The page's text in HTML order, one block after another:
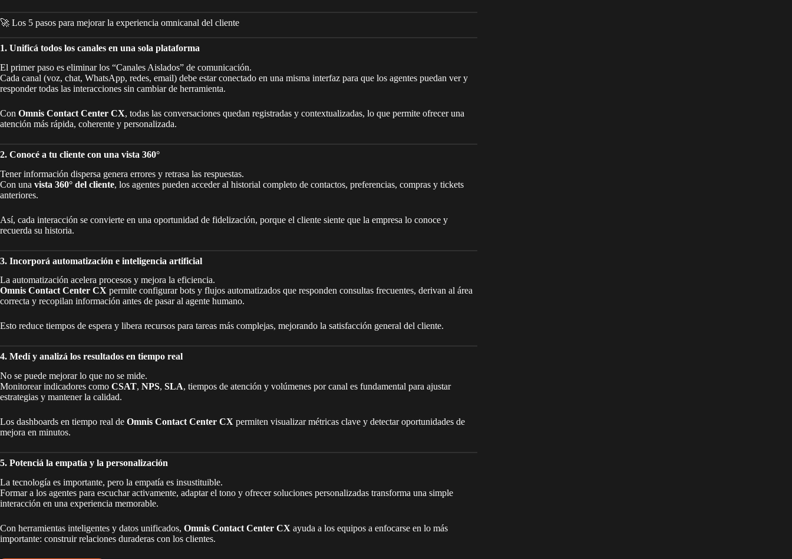
🚀 Los 5 pasos para mejorar la experiencia omnicanal del cliente
1. Unificá todos los canales en una sola plataforma
El primer paso es eliminar los “Canales Aislados” de comunicación.
Cada canal (voz, chat, WhatsApp, redes, email) debe estar conectado en una misma interfaz para que los agentes puedan ver y
responder todas las interacciones sin cambiar de herramienta.
Con Omnis Contact Center CX, todas las conversaciones quedan registradas y contextualizadas, lo que permite ofrecer una
atención más rápida, coherente y personalizada.
2. Conocé a tu cliente con una vista 360°
Tener información dispersa genera errores y retrasa las respuestas.
Con una vista 360° del cliente, los agentes pueden acceder al historial completo de contactos, preferencias, compras y tickets
anteriores.
Así, cada interacción se convierte en una oportunidad de fidelización, porque el cliente siente que la empresa lo conoce y
recuerda su historia.
3. Incorporá automatización e inteligencia artificial
La automatización acelera procesos y mejora la eficiencia.
Omnis Contact Center CX permite configurar bots y flujos automatizados que responden consultas frecuentes, derivan al área
correcta y recopilan información antes de pasar al agente humano.
Esto reduce tiempos de espera y libera recursos para tareas más complejas, mejorando la satisfacción general del cliente.
4. Medí y analizá los resultados en tiempo real
No se puede mejorar lo que no se mide.
Monitorear indicadores como CSAT, NPS, SLA, tiempos de atención y volúmenes por canal es fundamental para ajustar
estrategias y mantener la calidad.
Los dashboards en tiempo real de Omnis Contact Center CX permiten visualizar métricas clave y detectar oportunidades de
mejora en minutos.
5. Potenciá la empatía y la personalización
La tecnología es importante, pero la empatía es insustituible.
Formar a los agentes para escuchar activamente, adaptar el tono y ofrecer soluciones personalizadas transforma una simple
interacción en una experiencia memorable.
Con herramientas inteligentes y datos unificados, Omnis Contact Center CX ayuda a los equipos a enfocarse en lo más
importante: construir relaciones duraderas con los clientes.